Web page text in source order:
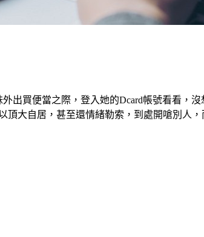
出買便當之際，登入她的Dcard帳號看看，
大自居，甚至還情緒勒索，到處開嗆別人，